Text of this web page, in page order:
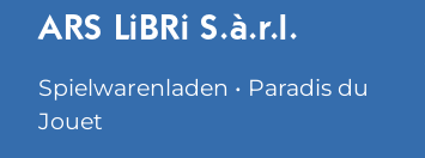
ARS LiBRi S.à.r.l.
Spielwarenladen • Paradis du
Jouet